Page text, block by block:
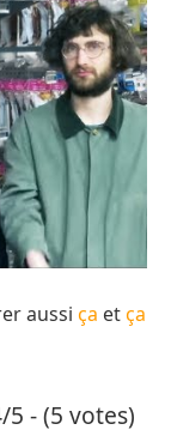
aussi ça etça
5 - (5 votes)